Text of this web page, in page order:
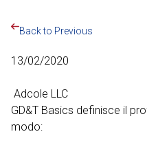
Back to Previous
13/02/2020
Adcole LLC
GD&T Basics definisce il
modo: